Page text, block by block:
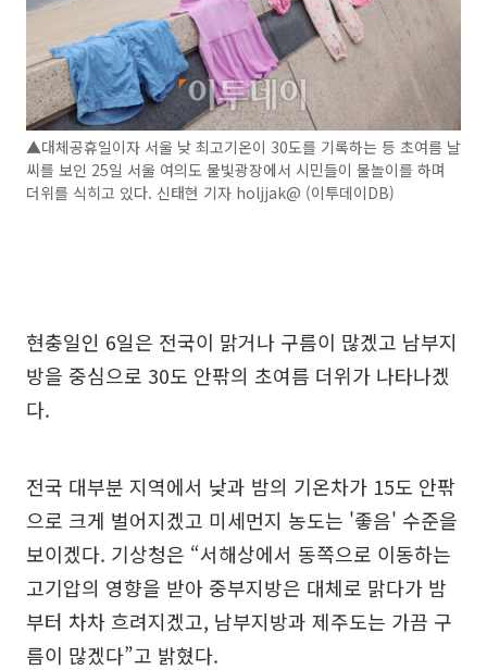
▲대체공휴일이자 서울 낮 최고기온이 30도를 기록하는 등 초여름 날
씨를 보인 25일 서울 여의도 물빛광장에서 시민들이 물놀이를 하며
더위를 식히고 있다. 신태현 기자 holjjak@ (이투데이DB)
현충일인 6일은 전국이 맑거나 구름이 많겠고 남부지
방을 중심으로 30도 안팎의 초여름 더위가 나타나겠
다.
전국 대부분 지역에서 낮과 밤의 기온차가 15도 안팎
으로 크게 벌어지겠고 미세먼지 농도는 '좋음' 수준을
보이겠다. 기상청은 “서해상에서 동쪽으로 이동하는
고기압의 영향을 받아 중부지방은 대체로 맑다가 밤
부터 차차 흐려지겠고, 남부지방과 제주도는 가끔 구
름이 많겠다”고 밝혔다.